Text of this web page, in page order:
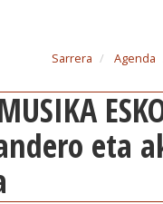
Sarrera Agenda
eta